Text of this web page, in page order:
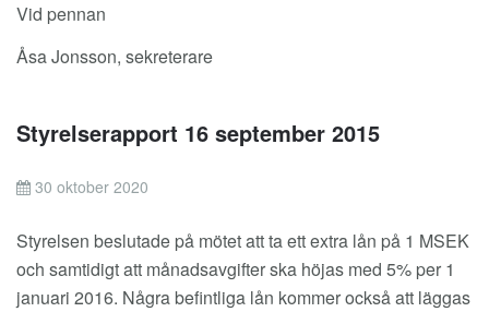
Vid pennan
Åsa Jonsson, sekreterare
Styrelserapport 16 september 2015
30 oktober 2020
Styrelsen beslutade på mötet att ta ett extra lån på 1 MSEK
och samtidigt att månadsavgifter ska höjas med 5% per 1
januari 2016. Några befintliga lån kommer också att läggas